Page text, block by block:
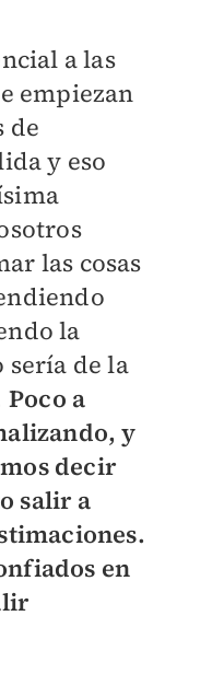
a las
empiezan
de
y eso
las cosas
la
de la
Poco a
y
decir
salir a
en